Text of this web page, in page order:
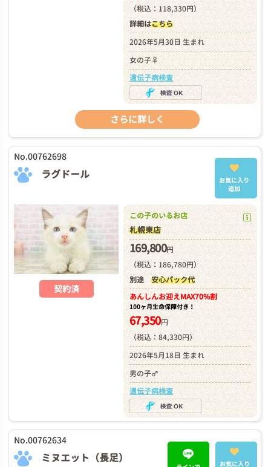
（税込：118,330円）
詳細はこちら
2026年5月30日 生まれ
女の子♀
遺伝子病検査
さらに詳しく
No.00762698
ラグドール
お気に入り
追加
契約済
この子のいるお店
札幌東店
169,800円
（税込：186,780円）
別途 安心パック代
あんしんお迎えMAX70%割
100ヶ月生命保障付き！
67,350円
（税込：84,330円）
2026年5月18日 生まれ
男の子♂
遺伝子病検査
No.00762634
ミヌエット（長足） お気に入り